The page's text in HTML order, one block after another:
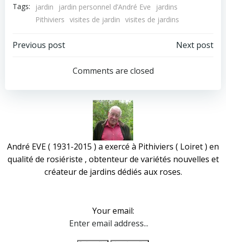
Tags:
jardin
jardin personnel d’André Eve
jardins
Pithiviers visites de jardin visites de jardins
Post
navigation
Previous post
navigation
Next post
Comments are closed
André EVE ( 1931-2015 ) a exercé à Pithiviers ( Loiret ) en
qualité de rosiériste , obtenteur de variétés nouvelles et
créateur de jardins dédiés aux roses.
Your email: